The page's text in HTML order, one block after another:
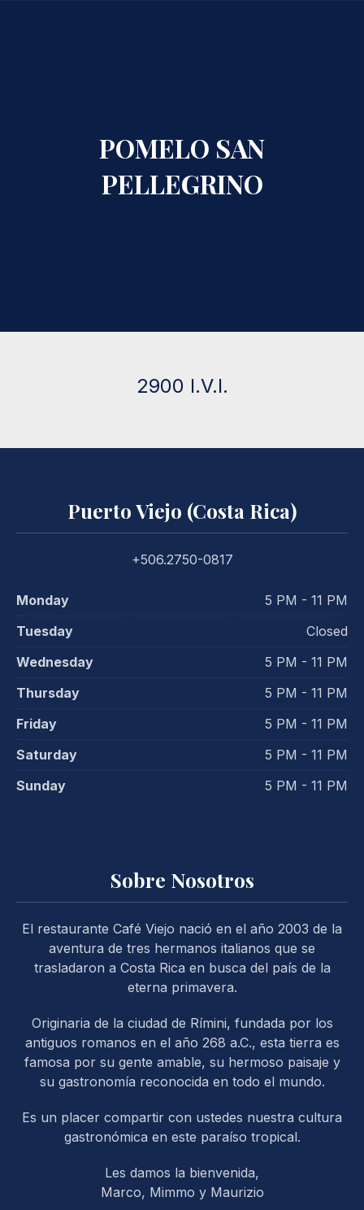
POMELO SAN
PELLEGRINO
2900 I.V.I.
Puerto Viejo (Costa Rica)
+506.2750-0817
Monday
5 PM - 11 PM
Tuesday
Closed
Wednesday
5 PM - 11 PM
Thursday
5 PM - 11 PM
Friday
5 PM - 11 PM
Saturday
5 PM - 11 PM
Sunday
5 PM - 11 PM
Sobre Nosotros
El restaurante Café Viejo nació en el año 2003 de la
aventura de tres hermanos italianos que se
trasladaron a Costa Rica en busca del país de la
eterna primavera.
Originaria de la ciudad de Rímini, fundada por los
antiguos romanos en el año 268 a.C., esta tierra es
famosa por su gente amable, su hermoso paisaje y
su gastronomía reconocida en todo el mundo.
Es un placer compartir con ustedes nuestra cultura
gastronómica en este paraíso tropical.
Les damos la bienvenida,
Marco, Mimmo y Maurizio
PREVIOUS